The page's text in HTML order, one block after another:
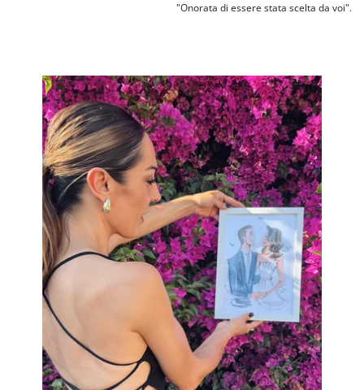
"Onorata di essere stata scelta da voi".